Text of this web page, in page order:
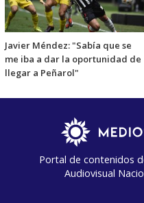
Javier Méndez: "Sabía que se
me iba a dar la oportunidad de
llegar a Peñarol"
Portal de contenidos
Audiovisual